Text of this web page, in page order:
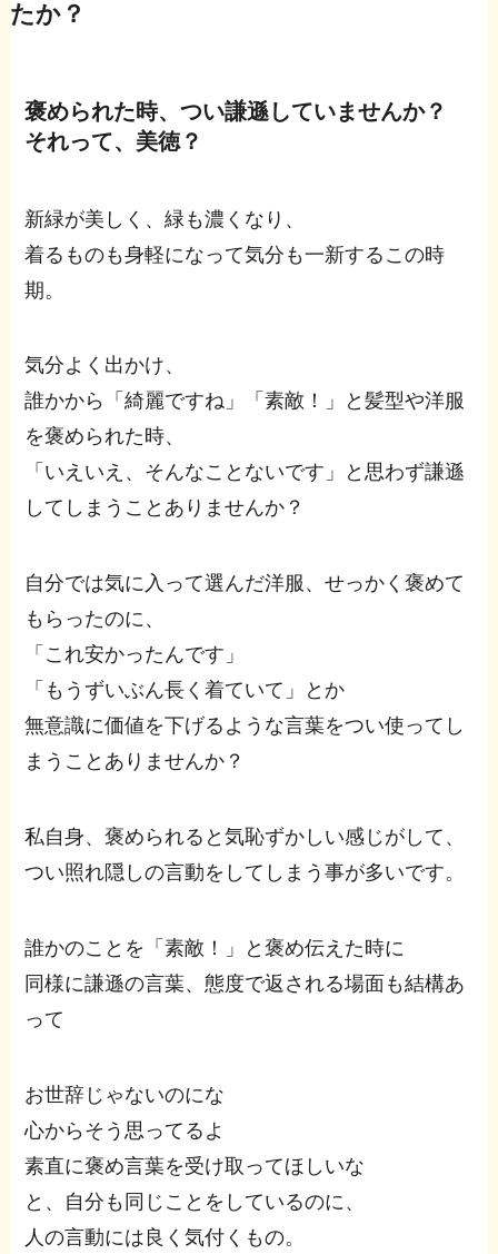
たか？
褒められた時、つい謙遜していませんか？
それって、美徳？
新緑が美しく、緑も濃くなり、
着るものも身軽になって気分も一新するこの時
期。
気分よく出かけ、
誰かから「綺麗ですね」「素敵！」と髪型や洋服
を褒められた時、
「いえいえ、そんなことないです」と思わず謙遜
してしまうことありませんか？
自分では気に入って選んだ洋服、せっかく褒めて
もらったのに、
「これ安かったんです」
「もうずいぶん長く着ていて」とか
無意識に価値を下げるような言葉をつい使ってし
まうことありませんか？
私自身、褒められると気恥ずかしい感じがして、
つい照れ隠しの言動をしてしまう事が多いです。
誰かのことを「素敵！」と褒め伝えた時に
同様に謙遜の言葉、態度で返される場面も結構あ
って
お世辞じゃないのにな
心からそう思ってるよ
素直に褒め言葉を受け取ってほしいな
と、自分も同じことをしているのに、
人の言動には良く気付くもの。